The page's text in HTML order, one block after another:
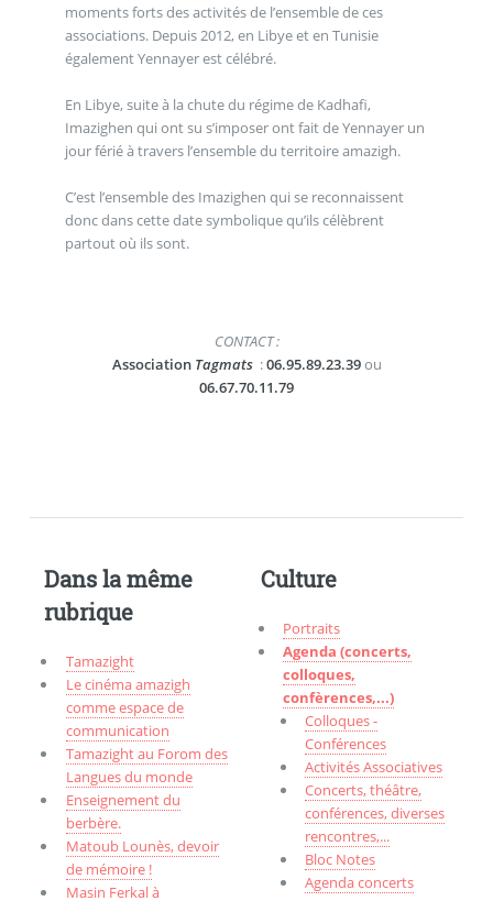
moments forts des activités de l’ensemble de ces
associations. Depuis 2012, en Libye et en Tunisie
également Yennayer est célébré.
En Libye, suite à la chute du régime de Kadhafi,
Imazighen qui ont su s’imposer ont fait de Yennayer un
jour férié à travers l’ensemble du territoire amazigh.
C’est l’ensemble des Imazighen qui se reconnaissent
donc dans cette date symbolique qu’ils célèbrent
partout où ils sont.
CONTACT :
Association Tagmats :06.95.89.23.39ou
06.67.70.11.79
Dans la même
rubrique
Tamazight
Le cinéma amazigh
comme espace de
communication
Tamazight au Forom des
Langues du monde
Enseignement du
berbère.
Matoub Lounès, devoir
de mémoire !
Masin Ferkal à
Culture
Portraits
Agenda (concerts,
colloques,
confèrences,...)
Colloques -
Conférences
Activités Associatives
Concerts, théâtre,
conférences, diverses
rencontres,...
Bloc Notes
Agenda concerts